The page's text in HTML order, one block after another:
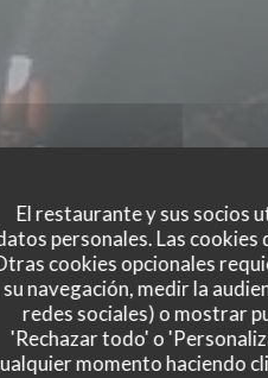
El restaurante y sus socios
personales. Las
cookies opcionales
su navegación, medir la
redes sociales) o mostrar
'Rechazar todo' o
momento haciendo